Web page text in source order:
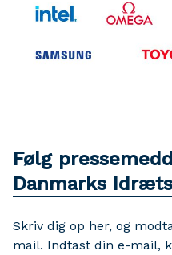
Følg
Danmarks
Skriv dig op her, og
mail. Indtast din e-mail,